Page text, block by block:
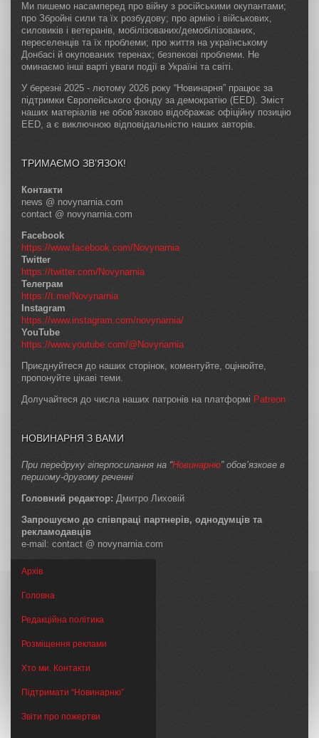
Ми пишемо насамперед про війну з російськими окупантами;
про Збройні сили та їх розбудову; про армію і військових,
силовиків і ветеранів, мобілізованих/демобілізованих,
переселенців та їх проблеми; про життя на українському
Донбасі й окупованих теренах; безпекові проблеми. Не
оминаємо інші варті уваги події в Україні та світі.
У березні 2025 - лютому 2026 року “Новинарня” працює за
підтримки Європейського фонду за демократію (EED). Зміст
наших матеріалів не обов’язково відображає офіційну позицію
EED, а є виключною відповідальністю наших авторів.
ТРИМАЄМО ЗВ’ЯЗОК!
Контакти
news @ novynarnia.com
contact @ novynarnia.com
Facebook
https://www.facebook.com/Novynarnia
Twitter
https://twitter.com/Novynarnia
Телеграм
https://t.me/Novynarnia
Instagram
https://www.instagram.com/novynarnia/
YouTube
https://www.youtube.com/@Novynarnia
Приєднуйтеся до наших сторінок, коментуйте, оцінюйте,
пропонуйте цікаві теми.
Долучайтеся до числа наших патронів на платформі Patreon
НОВИНАРНЯ З ВАМИ
При передруку гіперпосилання на “Новинарню” обов’язкове в
першому-другому реченні
Головний редактор: Дмитро Лиховій
Запрошуємо до співпраці партнерів, однодумців та
рекламодавців
e-mail: contact @ novynarnia.com
Архів
Головна
Редакційна політика
Розміщення реклами
Хто ми. Контакти
Підтримати “Новинарню”
Звіти про пожертви